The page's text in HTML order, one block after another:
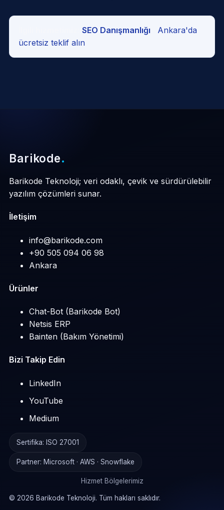
SEO Danışmanlığı
Ankara'da
ücretsiz teklif alın
Barikode.
Barikode Teknoloji; veri odaklı, çevik ve sürdürülebilir
yazılım çözümleri sunar.
İletişim
info@barikode.com
+90 505 094 06 98
Ankara
Ürünler
Chat-Bot (Barikode Bot)
Netsis ERP
Bainten (Bakım Yönetimi)
Bizi Takip Edin
LinkedIn
YouTube
Medium
Sertifika: ISO 27001
Partner: Microsoft · AWS · Snowflake
Hizmet Bölgelerimiz
© 2026 Barikode Teknoloji. Tüm hakları saklıdır.